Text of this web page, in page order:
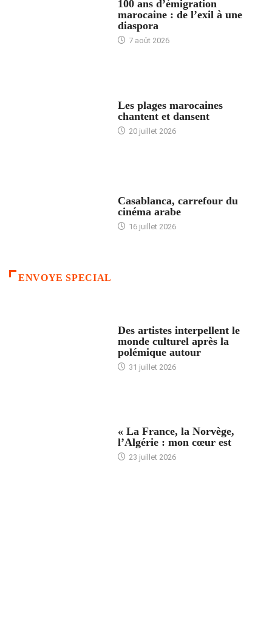
100 ans d’émigration
marocaine : de l’exil à une
diaspora
7 août 2026
Les plages marocaines
chantent et dansent
20 juillet 2026
Casablanca, carrefour du
cinéma arabe
16 juillet 2026
ENVOYE SPECIAL
Des artistes interpellent le
monde culturel après la
polémique autour
31 juillet 2026
« La France, la Norvège,
l’Algérie : mon cœur est
23 juillet 2026